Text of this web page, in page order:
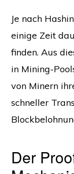
Je nach
einige Zeit
finden. Aus
in Mining-
von Minern
schneller
Der